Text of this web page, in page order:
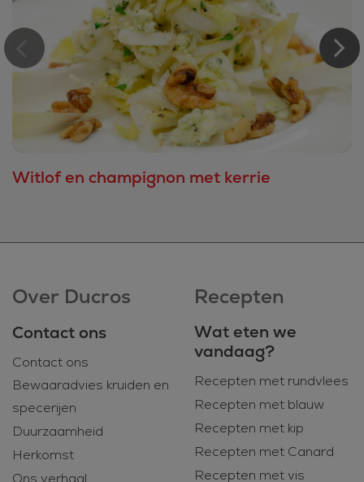
Witlof en champignon met kerrie
Over Ducros
Contact ons
Contact ons
Bewaaradvies kruiden en
specerijen
Duurzaamheid
Herkomst
Ons verhaal
Recepten
Wat eten we
vandaag?
Recepten met rundvlees
Recepten met blauw
Recepten met kip
Recepten met Canard
Recepten met vis